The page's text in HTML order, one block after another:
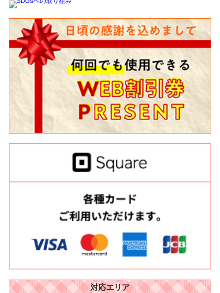
対応エリア